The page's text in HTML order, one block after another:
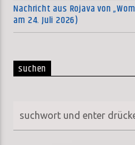
Nachricht aus Rojava von
am 24. Juli 2026)
suchen